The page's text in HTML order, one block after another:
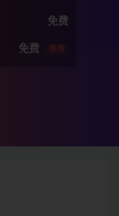
免费
免费 推荐